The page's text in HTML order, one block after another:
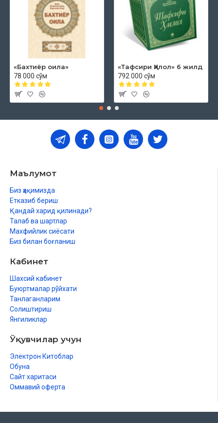
«Бахтиёр оила»
78 000 сўм
«Тафсири Ҳилол» 6 жилд
792 000 сўм
Маълумот
Биз ҳақимизда
Етказиб бериш
Қандай харид қилинади?
Талаб ва шартлар
Махфийлик сиёсати
Биз билан боғланиш
Кабинет
Шахсий кабинет
Буюртмалар рўйхати
Танлаганларим
Солиштириш
Янгиликлар
Ўқувчилар учун
Электрон Китоблар
Обуна
Сайт харитаси
Оммавий оферта